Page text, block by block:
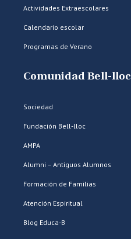
Actividades Extraescolares
Calendario escolar
Programas de Verano
Comunidad Bell-lloc
Sociedad
Fundación Bell-lloc
AMPA
Alumni – Antiguos Alumnos
Formación de Familias
Atención Espiritual
Blog Educa-B